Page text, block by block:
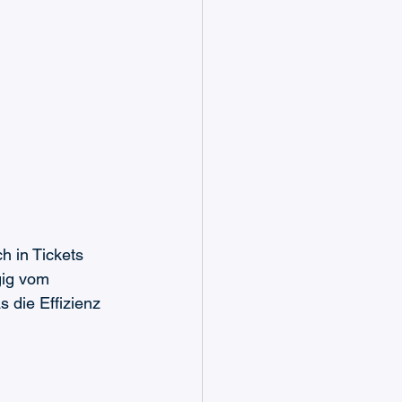
in Tickets
vom
die Effizienz